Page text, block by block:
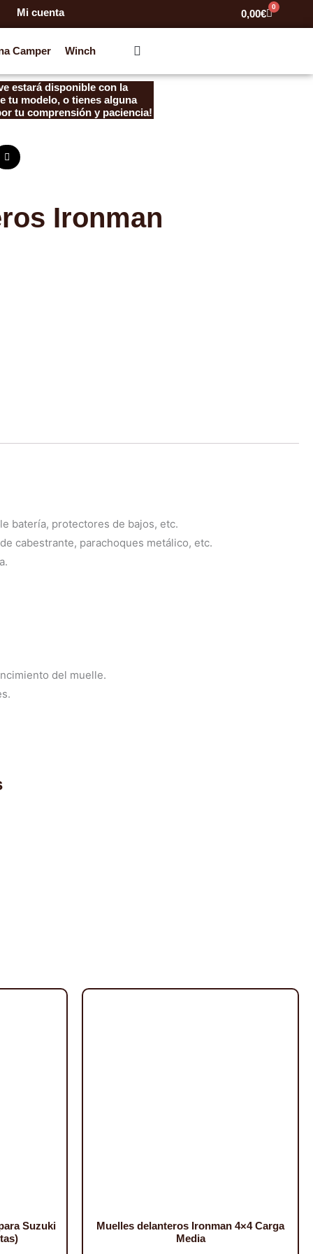
Mi cuenta 0,00€
0
Carrito
Camper Winch
estará disponible con la
tu modelo, o tienes alguna
tu comprensión y paciencia!
Ironman
batería, protectores de bajos, etc.
cabestrante, parachoques metálico, etc.
del muelle.
Suzuki
Muelles delanteros Ironman 4×4 Carga
Media